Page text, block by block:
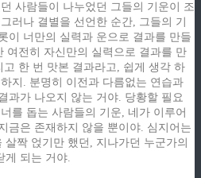
사람들이 나누었던 그들의 기운이 조
러나 결별을 선언한 순간, 그들의 기
이 너만의 실력과 운으로 결과를 만들
여전히 자신만의 실력으로 결과를 만
한 번 맛본 결과라고, 쉽게 생각 하
지. 분명히 이전과 다름없는 연습과
과가 나오지 않는 거야. 당황할 필요
를 돕는 사람들의 기운, 네가 이루어
금은 존재하지 않을 뿐이야. 심지어는
살짝 얹기만 했던, 지나가던 누군가의
게 되는 거야.